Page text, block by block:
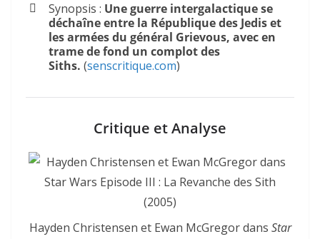
Synopsis : Une guerre intergalactique se
déchaîne entre la République des Jedis et
les armées du général Grievous, avec en
trame de fond un complot des
Siths. (senscritique.com)
Critique et Analyse
Hayden Christensen et Ewan McGregor dans Star